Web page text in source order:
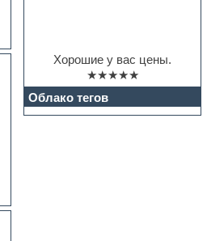
Хорошие у вас цены.
★★★★★
Облако тегов